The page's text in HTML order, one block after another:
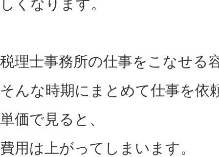
しくなります。
税理士事務所の仕事をこなせる
そんな時期にまとめて仕事を依
単価で見ると、
費用は上がってしまいます。